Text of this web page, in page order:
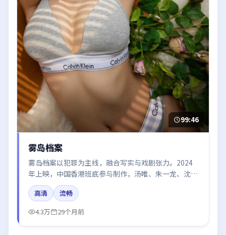
99:46
雾岛档案
雾岛档案以犯罪为主线，融合写实与戏剧张力。2024
年上映，中国香港班底参与制作，汤唯、朱一龙、沈
腾、章子怡、倪妮在片中呈现细腻表演，影像风格统
一，配乐与剪辑强化了情绪曲线。
高清
流畅
4.3万
29个月前